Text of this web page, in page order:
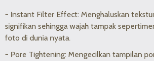
- Instant Filter Effect: Menghaluskan
signifikan sehingga wajah tampak
foto di dunia nyata.
- Pore Tightening: Mengecilkan tampilan